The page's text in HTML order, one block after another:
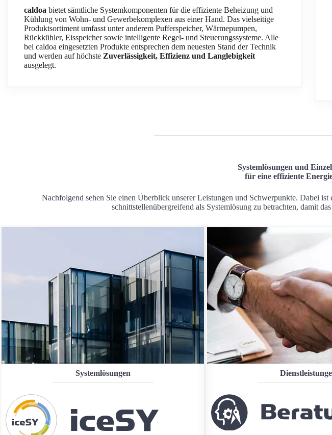
caldoa bietet sämtliche Systemkomponenten für die effiziente Beheizung und
Kühlung von Wohn- und Gewerbekomplexen aus einer Hand. Das vielseitige
Produktsortiment umfasst unter anderem Pufferspeicher, Wärmepumpen,
Rückkühler, Eisspeicher sowie intelligente Regel- und Steuerungssysteme. Alle
bei caldoa eingesetzten Produkte entsprechen dem neuesten Stand der Technik
und werden auf höchste Zuverlässigkeit, Effizienz und Langlebigkeit
ausgelegt.
Systemlösungen und
für eine effiziente
Nachfolgend sehen Sie einen Überblick unserer Leistungen und Schwerpunkte. Dabei
schnittstellenübergreifend als Systemlösung zu betrachten, damit
Systemlösungen